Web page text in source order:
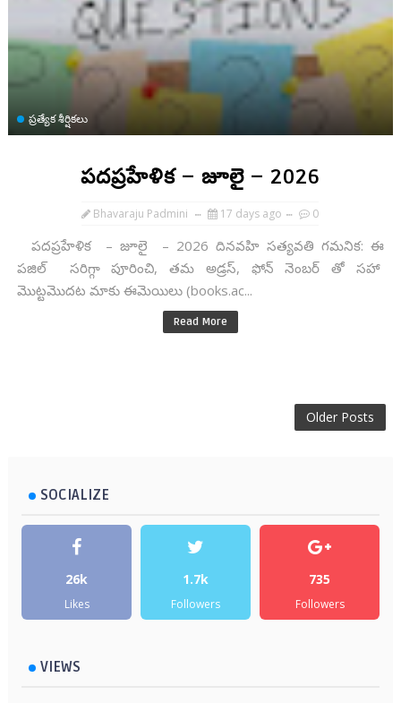
ప్రత్యేక శీర్షికలు
పదప్రహేళిక – జూలై – 2026
Bhavaraju Padmini 17 days ago 0
పదప్రహేళిక – జూలై – 2026 దినవహి సత్యవతి గమనిక: ఈ
పజిల్ సరిగ్గా పూరించి, తమ అడ్రస్, ఫోన్ నెంబర్ తో సహా
మొట్టమొదట మాకు ఈమెయిలు (books.ac...
Read More
Older Posts
SOCIALIZE
26k
Likes
1.7k
Followers
735
Followers
VIEWS